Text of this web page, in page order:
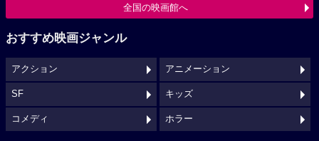
全国の映画館へ
おすすめ映画ジャンル
アクション アニメーション
SF キッズ
コメディ ホラー